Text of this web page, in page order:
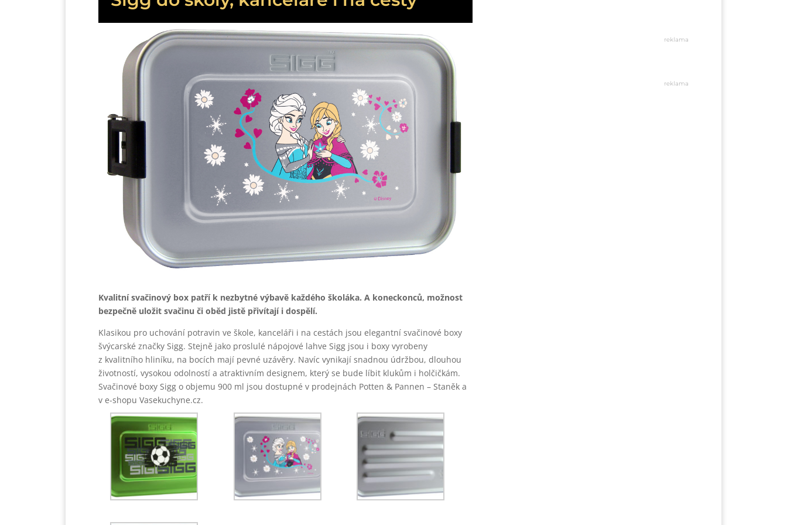
Kvalitní svačinový box patří k nezbytné výbavě každého školáka. A koneckonců, možnost
bezpečně uložit svačinu či oběd jistě přivítají i dospělí.
Klasikou pro uchování potravin ve škole, kanceláři i na cestách jsou elegantní svačinové boxy
švýcarské značky Sigg. Stejně jako proslulé nápojové lahve Sigg jsou i boxy vyrobeny
z kvalitního hliníku, na bocích mají pevné uzávěry. Navíc vynikají snadnou údržbou, dlouhou
životností, vysokou odolností a atraktivním designem, který se bude líbit klukům i holčičkám.
Svačinové boxy Sigg o objemu 900 ml jsou dostupné v prodejnách Potten & Pannen – Staněk a
v e-shopu Vasekuchyne.cz.
reklama
reklama